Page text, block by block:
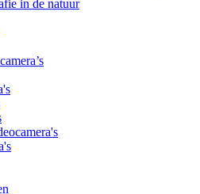
in de natuur